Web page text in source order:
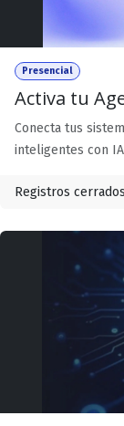
Presencial
Activa tu
Conecta tus
inteligentes con
Registros cerrados